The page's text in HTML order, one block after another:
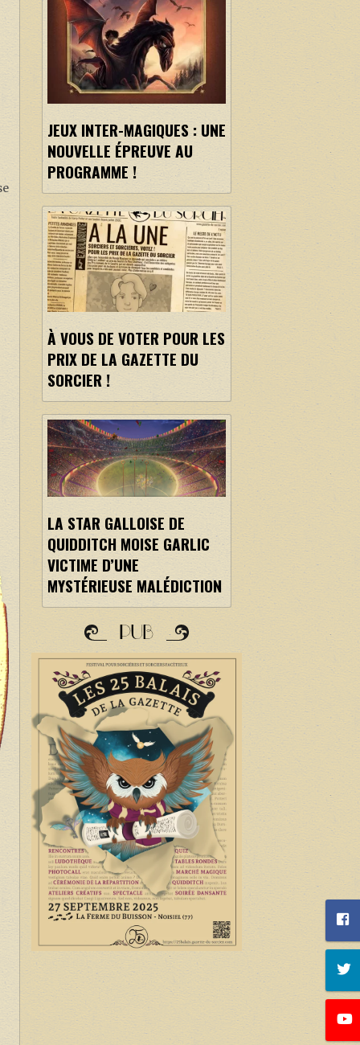
JEUX INTER-MAGIQUES : UNE
NOUVELLE ÉPREUVE AU
PROGRAMME !
À VOUS DE VOTER POUR LES
PRIX DE LA GAZETTE DU
SORCIER !
LA STAR GALLOISE DE
QUIDDITCH MOISE GARLIC
VICTIME D’UNE
MYSTÉRIEUSE MALÉDICTION
PUB